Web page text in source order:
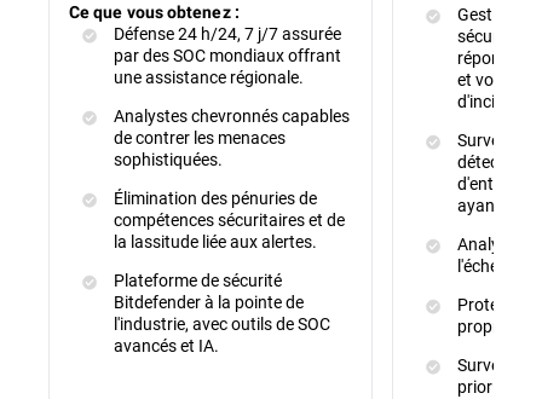
Ce que vous obtenez :
Défense 24 h/24, 7 j/7 assurée
par des SOC mondiaux offrant
une assistance régionale.
Analystes chevronnés capables
de contrer les menaces
sophistiquées.
Élimination des pénuries de
compétences sécuritaires et de
la lassitude liée aux alertes.
Plateforme de sécurité
Bitdefender à la pointe de
l'industrie, avec outils de SOC
avancés et IA.
sécurité
répondre
et vous
d'incidents.
détecter
ayant été
Analyse
l'échelle
Protection
propriété
prioritaires